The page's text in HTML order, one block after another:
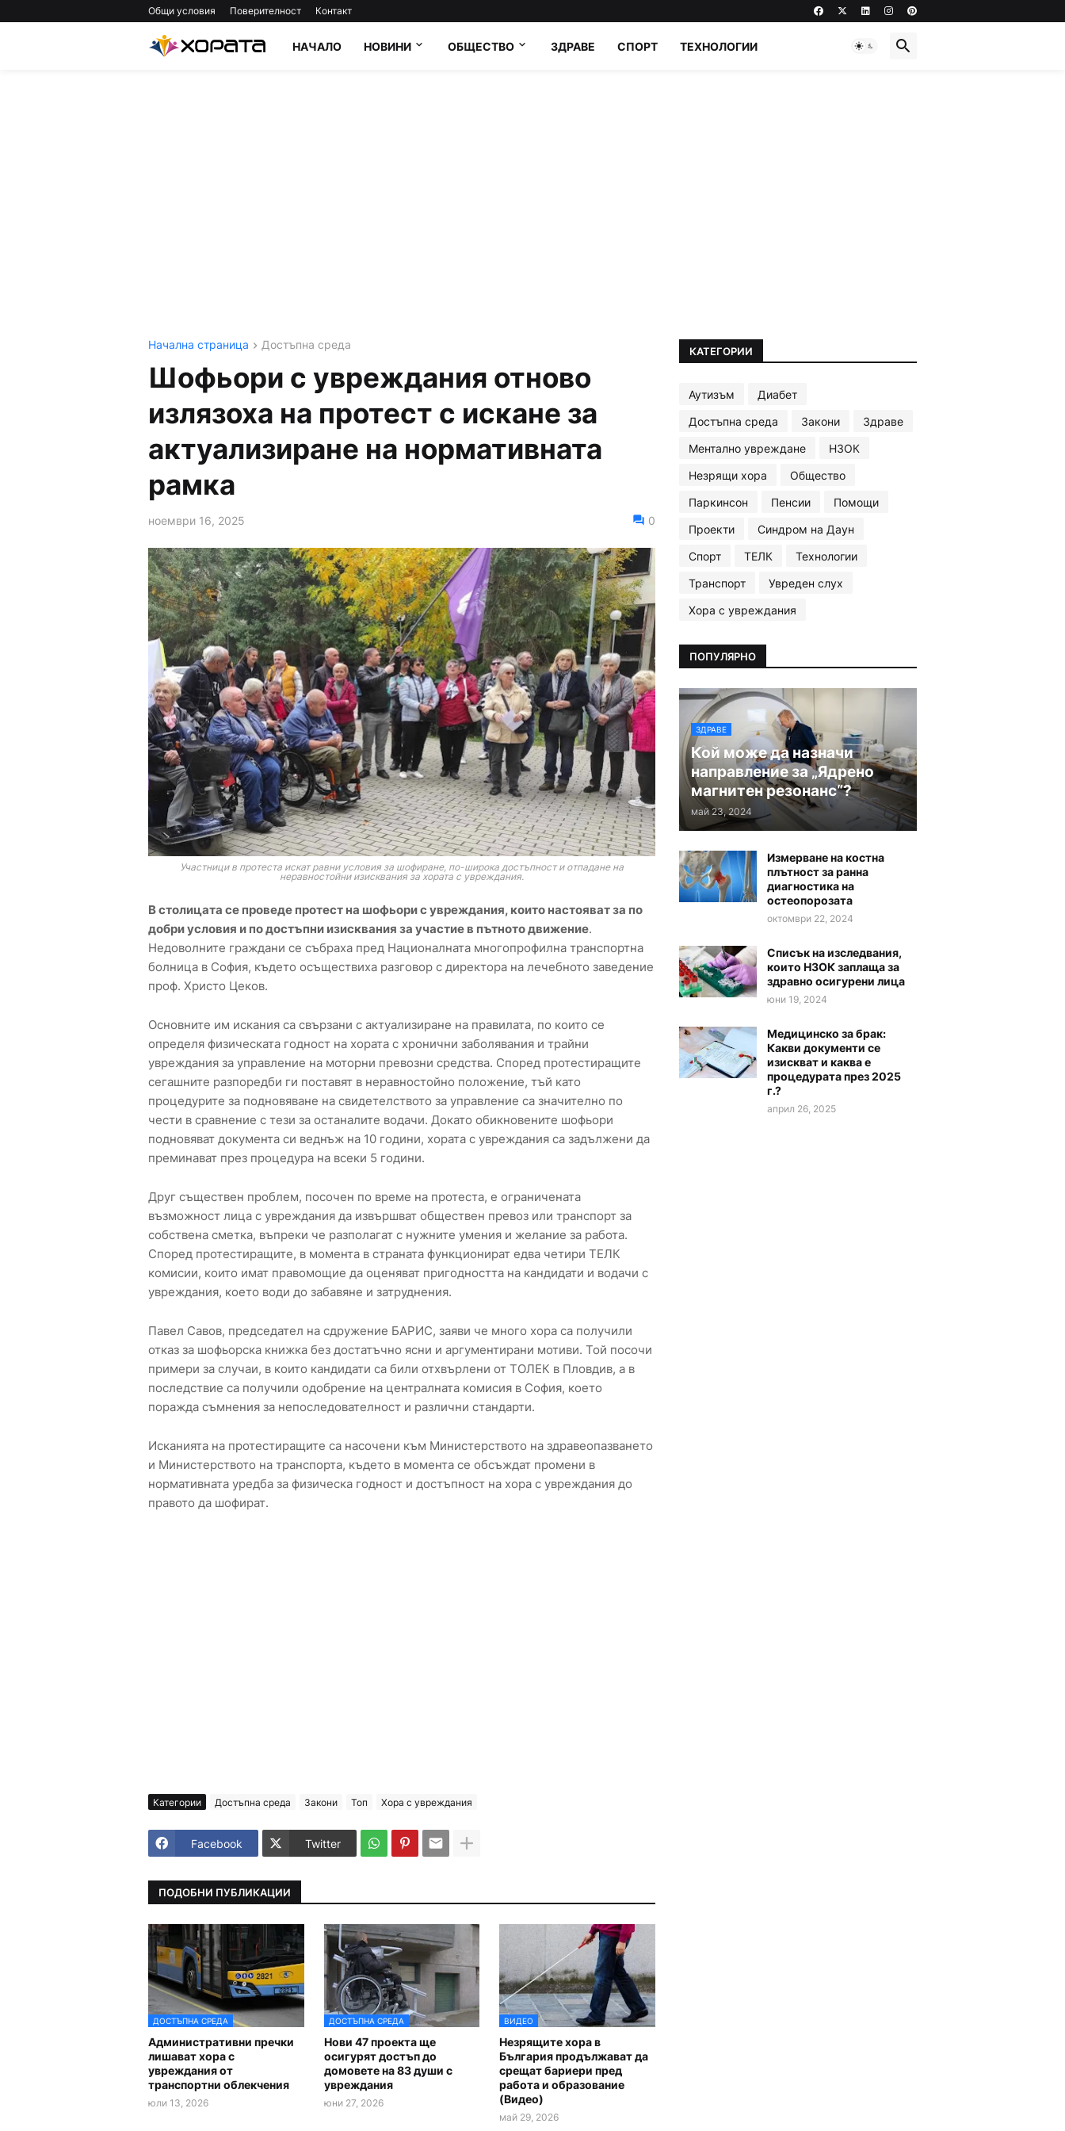
Общи условия Поверителност Контакт
НАЧАЛО НОВИНИ ОБЩЕСТВО ЗДРАВЕ СПОРТ ТЕХНОЛОГИИ
Начална страница Достъпна среда
Шофьори с увреждания отново
излязоха на протест с искане за
актуализиране на нормативната
рамка
ноември 16, 2025 0
Участници в протеста искат равни условия за шофиране, по-широка достъпност и отпадане на
неравностойни изисквания за хората с увреждания.
В столицата се проведе протест на шофьори с увреждания, които настояват за по
добри условия и по достъпни изисквания за участие в пътното движение.
Недоволните граждани се събраха пред Националната многопрофилна транспортна
болница в София, където осъществиха разговор с директора на лечебното заведение
проф. Христо Цеков.
Основните им искания са свързани с актуализиране на правилата, по които се
определя физическата годност на хората с хронични заболявания и трайни
увреждания за управление на моторни превозни средства. Според протестиращите
сегашните разпоредби ги поставят в неравностойно положение, тъй като
процедурите за подновяване на свидетелството за управление са значително по
чести в сравнение с тези за останалите водачи. Докато обикновените шофьори
подновяват документа си веднъж на 10 години, хората с увреждания са задължени да
преминават през процедура на всеки 5 години.
Друг съществен проблем, посочен по време на протеста, е ограничената
възможност лица с увреждания да извършват обществен превоз или транспорт за
собствена сметка, въпреки че разполагат с нужните умения и желание за работа.
Според протестиращите, в момента в страната функционират едва четири ТЕЛК
комисии, които имат правомощие да оценяват пригодността на кандидати и водачи с
увреждания, което води до забавяне и затруднения.
Павел Савов, председател на сдружение БАРИС, заяви че много хора са получили
отказ за шофьорска книжка без достатъчно ясни и аргументирани мотиви. Той посочи
примери за случаи, в които кандидати са били отхвърлени от ТОЛЕК в Пловдив, а в
последствие са получили одобрение на централната комисия в София, което
поражда съмнения за непоследователност и различни стандарти.
Исканията на протестиращите са насочени към Министерството на здравеопазването
и Министерството на транспорта, където в момента се обсъждат промени в
нормативната уредба за физическа годност и достъпност на хора с увреждания до
правото да шофират.
Категории Достъпна среда Закони Топ Хора с увреждания
Facebook Twitter
ПОДОБНИ ПУБЛИКАЦИИ
ДОСТЪПНА СРЕДА
Административни пречки
лишават хора с
увреждания от
транспортни облекчения
юли 13, 2026
ДОСТЪПНА СРЕДА
Нови 47 проекта ще
осигурят достъп до
домовете на 83 души с
увреждания
юни 27, 2026
ВИДЕО
Незрящите хора в
България продължават да
срещат бариери пред
работа и образование
(Видео)
май 29, 2026
КАТЕГОРИИ
Аутизъм
Диабет
Достъпна среда
Закони
Здраве
Ментално увреждане
НЗОК
Незрящи хора
Общество
Паркинсон
Пенсии
Помощи
Проекти
Синдром на Даун
Спорт
ТЕЛК
Технологии
Транспорт
Увреден слух
Хора с увреждания
ПОПУЛЯРНО
ЗДРАВЕ
Кой може да назначи
направление за „Ядрено
магнитен резонанс“?
май 23, 2024
Измерване на костна
плътност за ранна
диагностика на
остеопорозата
октомври 22, 2024
Списък на изследвания,
които НЗОК заплаща за
здравно осигурени лица
юни 19, 2024
Медицинско за брак:
Какви документи се
изискват и каква е
процедурата през 2025
г.?
април 26, 2025